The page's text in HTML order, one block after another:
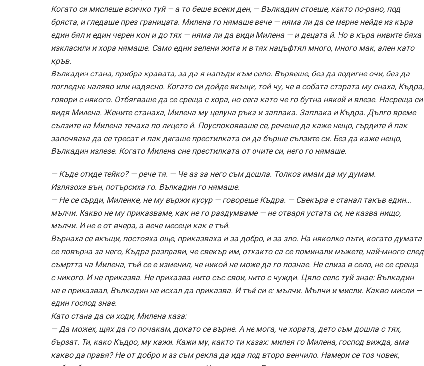
Когато си мислеше всичко туй — а то беше всеки ден, — Вълкадин стоеше, както по-рано, под
бряста, и гледаше през границата. Милена го нямаше вече — няма ли да се мерне нейде из къра
един бял и един черен кон и до тях — няма ли да види Милена — и децата й. Но в къра нивите бяха
изкласили и хора нямаше. Само едни зелени жита и в тях нацъфтял много, много мак, ален като
кръв.
Вълкадин стана, прибра кравата, за да я напъди към село. Вървеше, без да подигне очи, без да
погледне наляво или надясно. Когато си дойде вкъщи, той чу, че в собата старата му снаха, Къдра,
говори с някого. Отбягваше да се среща с хора, но сега като че го бутна някой и влезе. Насреща си
видя Милена. Жените станаха, Милена му целуна ръка и заплака. Заплака и Къдра. Дълго време
сълзите на Милена течаха по лицето й. Поуспокояваше се, речеше да каже нещо, гърдите й пак
започваха да се тресат и пак дигаше престилката си да бърше сълзите си. Без да каже нещо,
Вълкадин излезе. Когато Милена сне престилката от очите си, него го нямаше.
— Къде отиде тейко? — рече тя. — Че аз за него съм дошла. Толкоз имам да му думам.
Излязоха вън, потърсиха го. Вълкадин го нямаше.
— Не се сърди, Миленке, не му вържи кусур — говореше Къдра. — Свекъра е станал такъв един…
мълчи. Какво не му приказваме, как не го раздумваме — не отваря устата си, не казва нищо,
мълчи. И не е от вчера, а вече месеци как е тъй.
Върнаха се вкъщи, постояха още, приказваха и за добро, и за зло. На няколко пъти, когато думата
се повърна за него, Къдра разправи, че свекър им, откакто са се поминали мъжете, най-много след
съмртта на Милена, тъй се е изменил, че никой не може да го познае. Не слиза в село, не се среща
с никого. И не приказва. Не приказва нито със свои, нито с чужди. Цяло село туй знае: Вълкадин
не е приказвал, Вълкадин не искал да приказва. И тъй си е: мълчи. Мълчи и мисли. Какво мисли —
един господ знае.
Като стана да си ходи, Милена каза:
— Да можех, щях да го почакам, докато се върне. А не мога, че хората, дето съм дошла с тях,
бързат. Ти, како Къдро, му кажи. Кажи му, както ти казах: милея го Милена, господ вижда, ама
какво да правя? Не от добро и аз съм рекла да ида под второ венчило. Намери се тоз човек,